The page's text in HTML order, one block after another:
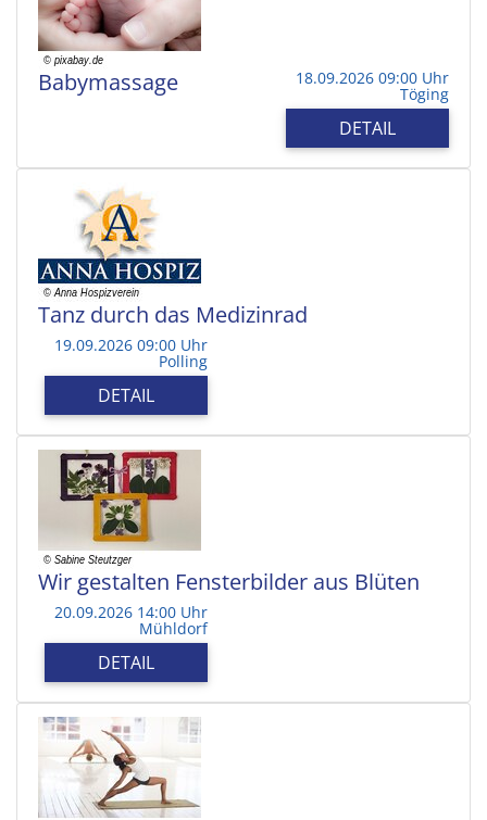
Babymassage 18.09.2026 09:00 Uhr
Töging
DETAIL
Tanz durch das Medizinrad
19.09.2026 09:00 Uhr
Polling
DETAIL
Wir gestalten Fensterbilder aus Blüten
20.09.2026 14:00 Uhr
Mühldorf
DETAIL